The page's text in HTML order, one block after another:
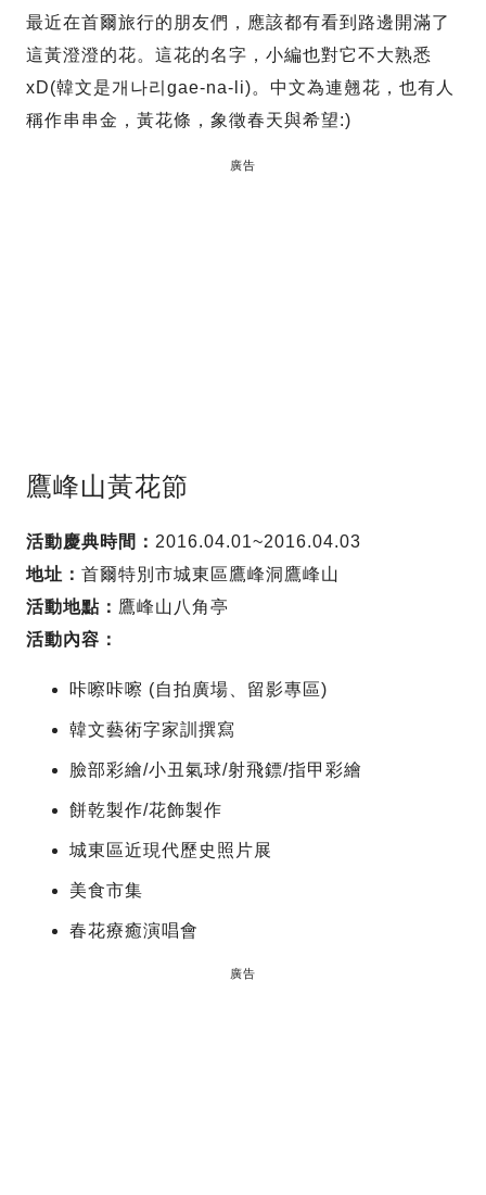
最近在首爾旅行的朋友們，應該都有看到路邊開滿了
這黃澄澄的花。這花的名字，小編也對它不大熟悉
xD(韓文是개나리gae-na-li)。中文為連翹花，也有人
稱作串串金，黃花條，象徵春天與希望:)
廣告
鷹峰山黃花節
活動慶典時間： 2016.04.01~2016.04.03
地址： 首爾特別市城東區鷹峰洞鷹峰山
活動地點： 鷹峰山八角亭
活動內容：
咔嚓咔嚓 (自拍廣場、留影專區)
韓文藝術字家訓撰寫
臉部彩繪/小丑氣球/射飛鏢/指甲彩繪
餅乾製作/花飾製作
城東區近現代歷史照片展
美食市集
春花療癒演唱會
廣告